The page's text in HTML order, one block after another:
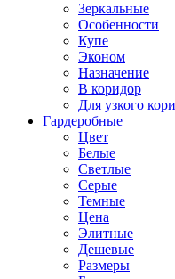
Зеркальные
Особенности
Купе
Эконом
Назначение
В коридор
Для узкого
Гардеробные
Цвет
Белые
Светлые
Серые
Темные
Цена
Элитные
Дешевые
Размеры